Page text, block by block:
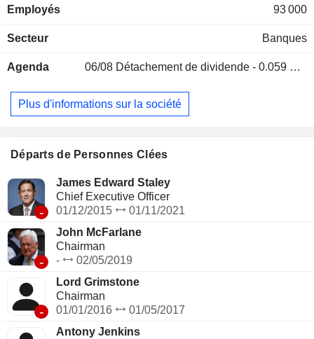
premières, conseil en fusions-acquisitions, capital-
2025, le groupe gère 565,2 MdsGBP d'encours de dépôts et
géographique des revenus est la suivante : Royaume-Uni
Afrique et Moyen-Orient (0,3%).
Employés 93 000
Secteur Banques
Agenda 06/08 Détachement de dividende - 0.059 GBX
Plus d'informations sur la société
Départs de Personnes Clées
-
James Edward Staley
Chief Executive Officer
01/12/2015
01/11/2021
-
John McFarlane
Chairman
-
02/05/2019
-
Lord Grimstone
Chairman
01/01/2016
01/05/2017
Antony Jenkins